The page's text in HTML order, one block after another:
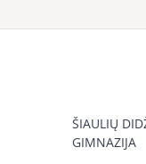
ŠIAULIŲ
GIMNAZIJA